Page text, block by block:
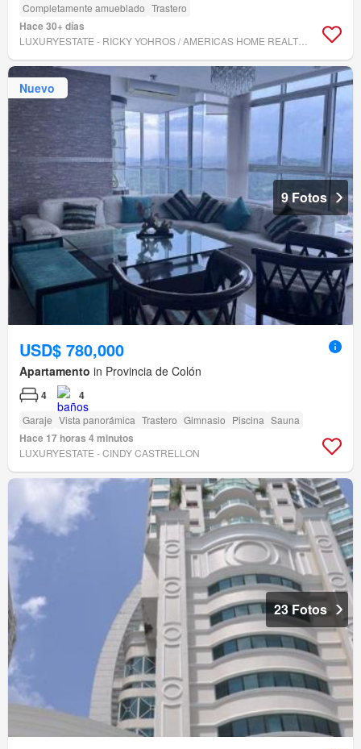
Completamente amueblado Trastero
Hace 30+ días
Nuevo
9 Fotos
USD$ 780,000
Apartamento in Provincia de Colón
4 4
Garaje Vista panorámica Trastero Gimnasio Piscina Sauna
Hace 17 horas 4 minutos
LUXURYESTATE - CINDY CASTRELLON
23 Fotos